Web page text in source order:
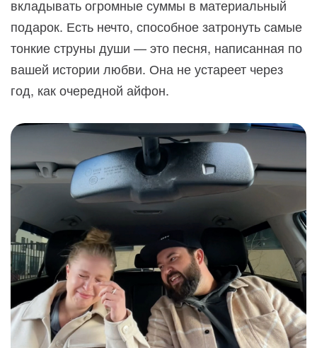
вкладывать огромные суммы в материальный
подарок. Есть нечто, способное затронуть самые
тонкие струны души — это песня, написанная по
вашей истории любви. Она не устареет через
год, как очередной айфон.